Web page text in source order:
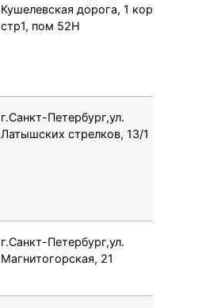
Кушелевская дорога, 1 корп.2
стр1, пом 52Н
г.Санкт-Петербург,ул.
Латышских стрелков, 13/1
г.Санкт-Петербург,ул.
Магнитогорская, 21